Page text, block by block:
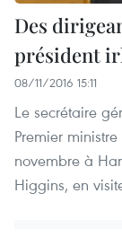
Des
président
08/11/2016 15:11
Le secrétaire
Premier
novembre à
Higgins, en